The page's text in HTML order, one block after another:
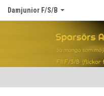
Damjunior F/S/B